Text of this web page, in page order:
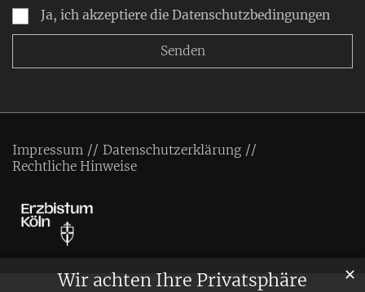
Wir achten Ihre Privatsphäre ✕
Ja, ich akzeptiere die Datenschutzbedingungen
Impressum
Datenschutzerklärung
Rechtliche Hinweise